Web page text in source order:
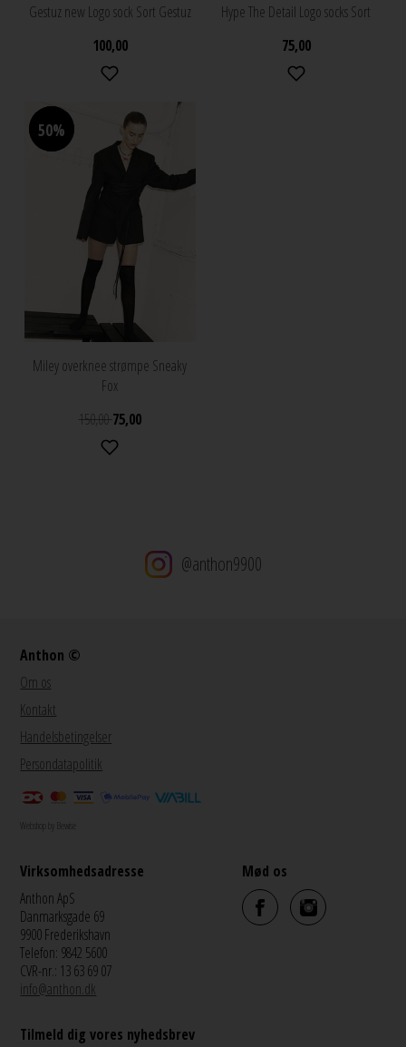
Gestuz new Logo sock Sort Gestuz
100,00
Hype The Detail Logo socks Sort
75,00
50%
50%
Miley overknee strømpe Sneaky
Fox
150,0075,00
@anthon9900
Anthon ©
Om os
Kontakt
Handelsbetingelser
Persondatapolitik
Webshop by Bewise
Virksomhedsadresse
Anthon ApS
Danmarksgade 69
9900 Frederikshavn
Telefon: 9842 5600
CVR-nr.: 13 63 69 07
info@anthon.dk
Mød os
Tilmeld dig vores nyhedsbrev